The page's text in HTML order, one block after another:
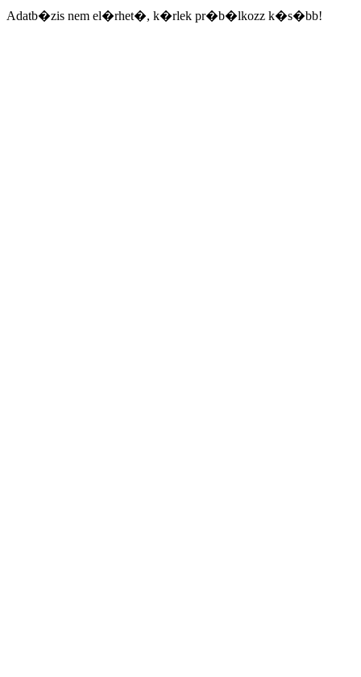
Adatb�zis nem el�rhet�, k�rlek pr�b�lkozz k�s�bb!